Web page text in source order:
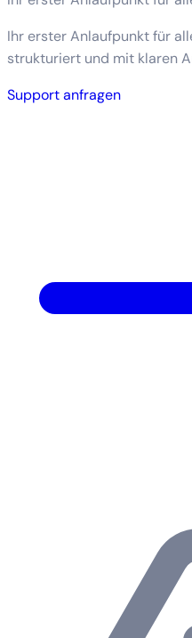
Ihr erster Anlaufpunkt für
strukturiert und mit klaren
Support anfragen